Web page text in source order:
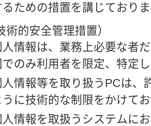
るための措置を講じており
術的安全管理措置）
人情報は、業務上必要な者
でのみ利用者を限定、特定
人情報等を取り扱うPCは、
うに技術的な制限をかけて
人情報を取扱うシステムに